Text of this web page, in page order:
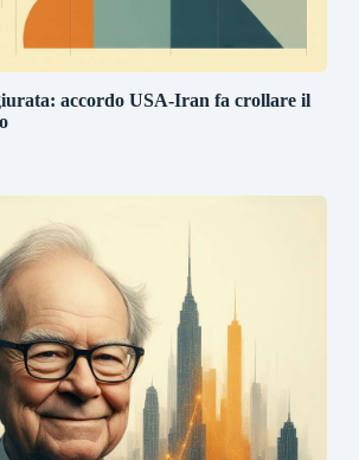
accordo USA-Iran fa crollare il